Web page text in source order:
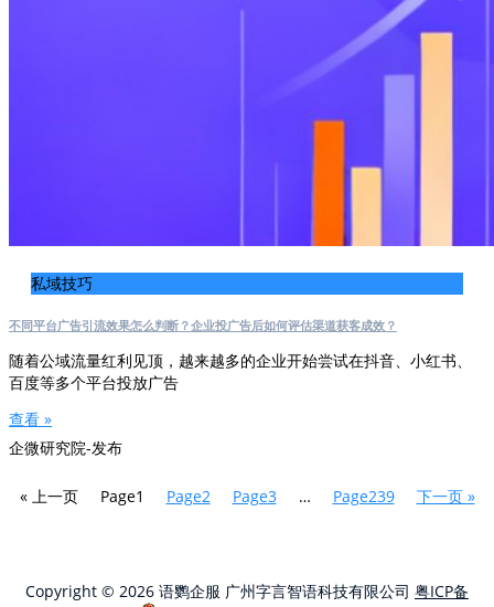
私域技巧
不同平台广告引流效果怎么判断？企业投广告后如何评估渠道获客成效？
随着公域流量红利见顶，越来越多的企业开始尝试在抖音、小红书、
百度等多个平台投放广告
查看 »
企微研究院-发布
« 上一页 Page1 Page2 Page3 … Page239 下一页 »
Copyright © 2026 语鹦企服 广州字言智语科技有限公司 粤ICP备